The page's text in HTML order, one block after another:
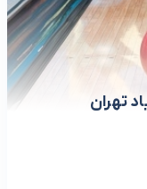
تهران